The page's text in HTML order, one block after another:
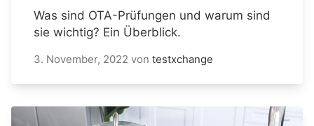
Was sind OTA-Prüfungen und warum sind
sie wichtig? Ein Überblick.
3. November, 2022 von testxchange